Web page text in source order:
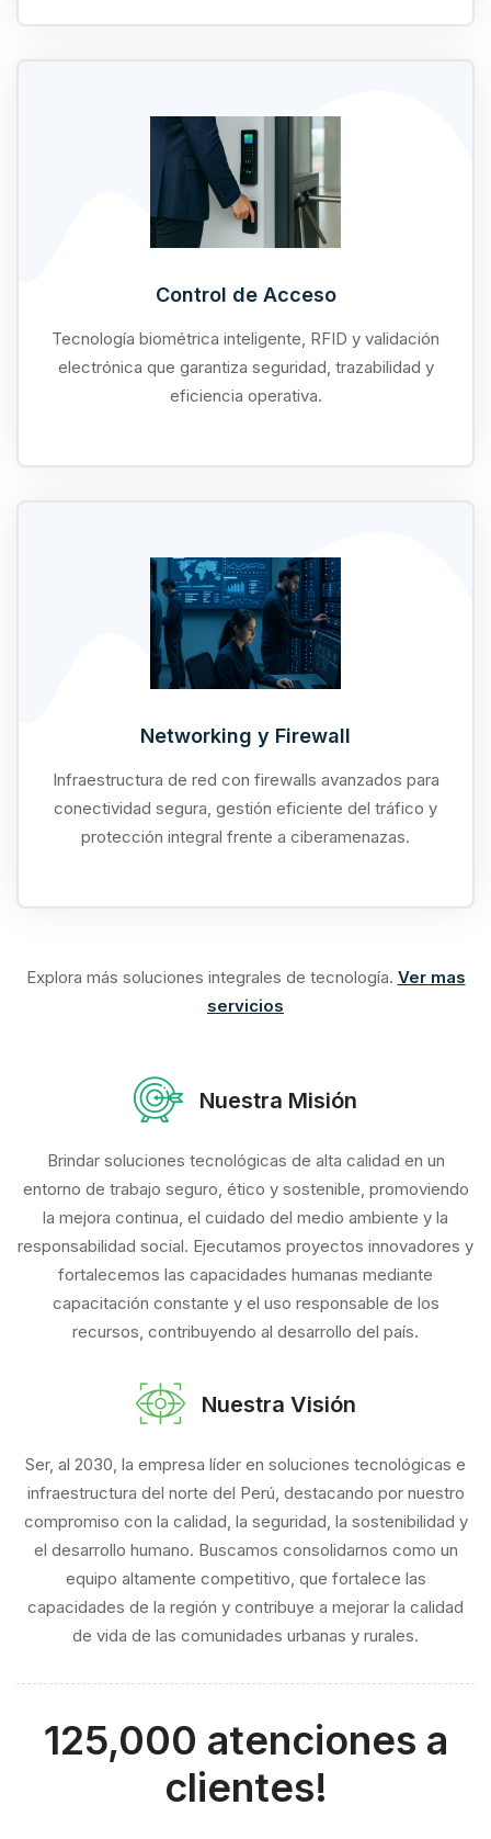
Control de Acceso
Tecnología biométrica inteligente, RFID y validación
electrónica que garantiza seguridad, trazabilidad y
eficiencia operativa.
Networking y Firewall
Infraestructura de red con firewalls avanzados para
conectividad segura, gestión eficiente del tráfico y
protección integral frente a ciberamenazas.
Explora más soluciones integrales de tecnología. Ver mas
servicios
Nuestra Misión
Brindar soluciones tecnológicas de alta calidad en un
entorno de trabajo seguro, ético y sostenible, promoviendo
la mejora continua, el cuidado del medio ambiente y la
responsabilidad social. Ejecutamos proyectos innovadores y
fortalecemos las capacidades humanas mediante
capacitación constante y el uso responsable de los
recursos, contribuyendo al desarrollo del país.
Nuestra Visión
Ser, al 2030, la empresa líder en soluciones tecnológicas e
infraestructura del norte del Perú, destacando por nuestro
compromiso con la calidad, la seguridad, la sostenibilidad y
el desarrollo humano. Buscamos consolidarnos como un
equipo altamente competitivo, que fortalece las
capacidades de la región y contribuye a mejorar la calidad
de vida de las comunidades urbanas y rurales.
125,000 atenciones a
clientes!